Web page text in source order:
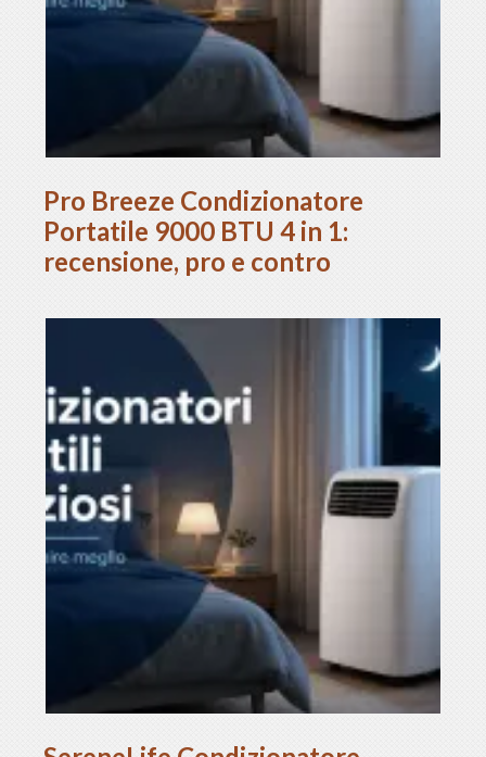
Pro Breeze Condizionatore
Portatile 9000 BTU 4 in 1:
recensione, pro e contro